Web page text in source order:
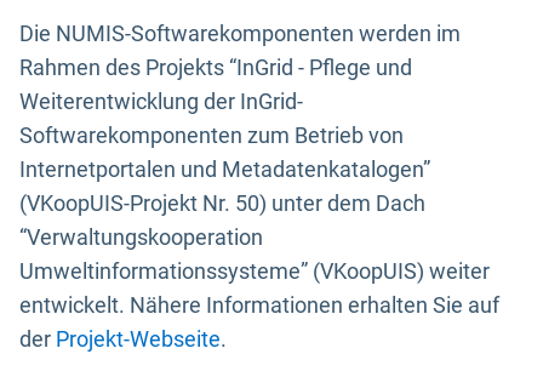
Die NUMIS-Softwarekomponenten werden im
Rahmen des Projekts “InGrid - Pflege und
Weiterentwicklung der InGrid-
Softwarekomponenten zum Betrieb von
Internetportalen und Metadatenkatalogen”
(VKoopUIS-Projekt Nr. 50) unter dem Dach
“Verwaltungskooperation
Umweltinformationssysteme” (VKoopUIS) weiter
entwickelt. Nähere Informationen erhalten Sie auf
der Projekt-Webseite.